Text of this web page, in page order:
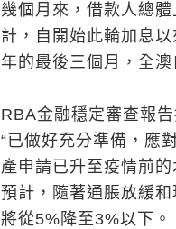
幾個月來，借款人總
計，自開始此輪加息
年的最後三個月，全
RBA金融穩定審查報
“已做好充分準備，應
產申請已升至疫情前
預計，隨著通脹放緩
將從5%降至3%以下。